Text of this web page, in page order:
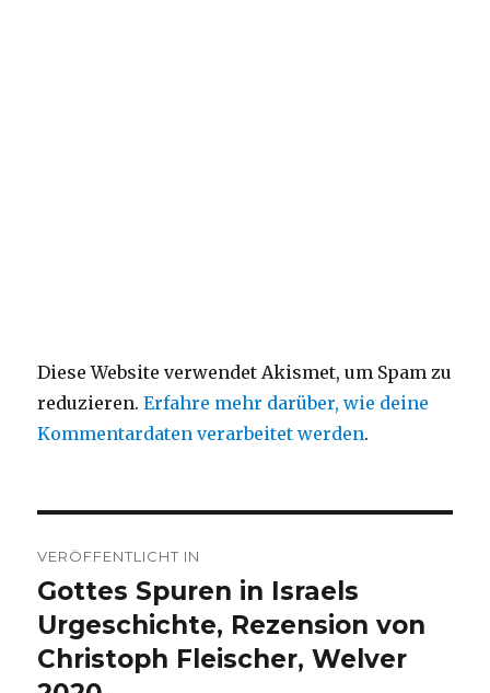
Diese Website verwendet Akismet, um Spam zu
reduzieren.Erfahre mehr darüber, wie deine
Kommentardaten verarbeitet werden.
VERÖFFENTLICHT IN
Gottes Spuren in Israels
Urgeschichte, Rezension von
Christoph Fleischer, Welver